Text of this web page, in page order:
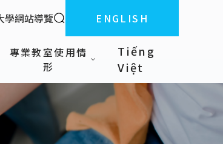
學網站導覽 全站搜索ENGLISH
專業教室使用情
形
Tiếng
Việt